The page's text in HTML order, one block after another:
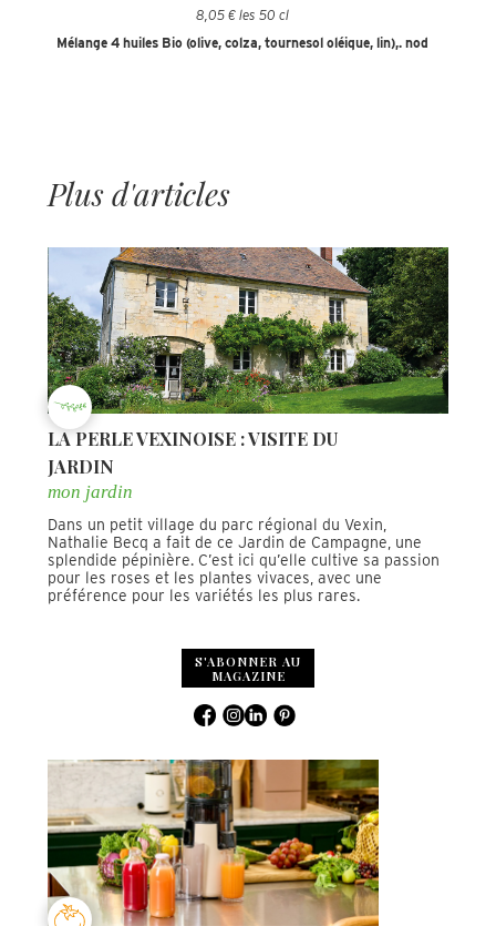
8,05 € les 50 cl
Mélange 4 huiles Bio (olive, colza, tournesol oléique, lin),. nod
Plus d'articles
LA PERLE VEXINOISE : VISITE DU
JARDIN
mon jardin
Dans un petit village du parc régional du Vexin,
Nathalie Becq a fait de ce Jardin de Campagne, une
splendide pépinière. C’est ici qu’elle cultive sa passion
pour les roses et les plantes vivaces, avec une
préférence pour les variétés les plus rares.
S'ABONNER AU
MAGAZINE